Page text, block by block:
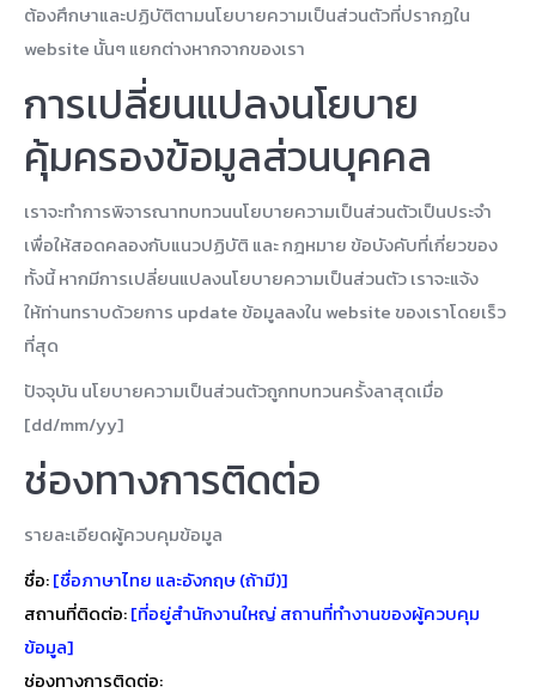
ต้องศึกษาและปฏิบัติตามนโยบายความเป็นส่วนตัวที่ปรากฏใน
website นั้นๆ แยกต่างหากจากของเรา
การเปลี่ยนแปลงนโยบาย
คุ้มครองข้อมูลส่วนบุคคล
เราจะทำการพิจารณาทบทวนนโยบายความเป็นส่วนตัวเป็นประจำ
เพื่อให้สอดคลองกับแนวปฏิบัติ และ กฎหมาย ข้อบังคับที่เกี่ยวของ
ทั้งนี้ หากมีการเปลี่ยนแปลงนโยบายความเป็นส่วนตัว เราจะแจ้ง
ให้ท่านทราบด้วยการ update ข้อมูลลงใน website ของเราโดยเร็ว
ที่สุด
ปัจจุบัน นโยบายความเป็นส่วนตัวถูกทบทวนครั้งลาสุดเมื่อ
[dd/mm/yy]
ช่องทางการติดต่อ
รายละเอียดผู้ควบคุมข้อมูล
ชื่อ:[ชื่อภาษาไทย และอังกฤษ (ถ้ามี)]
สถานที่ติดต่อ:[ที่อยู่สำนักงานใหญ่ สถานที่ทำงานของผู้ควบคุม
ข้อมูล]
ช่องทางการติดต่อ: